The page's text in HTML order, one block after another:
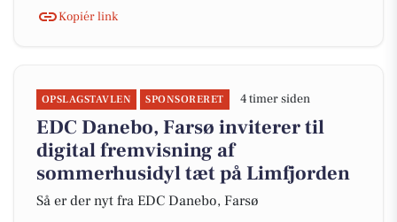
Kopiér link
OPSLAGSTAVLEN SPONSORERET 4 timer siden
EDC Danebo, Farsø inviterer til
digital fremvisning af
sommerhusidyl tæt på Limfjorden
Så er der nyt fra EDC Danebo, Farsø